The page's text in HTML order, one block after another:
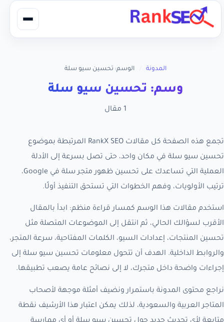
المدونة الوسم: تحسين سيو سلة
وسم: تحسين سيو سلة
1 مقال
تجمع هذه الصفحة كل مقالات RankX SEO المرتبطة بموضوع
تحسين سيو سلة في مكان واحد، حتى تصل بسرعة إلى الأدلة
العملية التي تساعدك على تحسين ظهور متجر سلة في Google،
ترتيب الأولويات، وفهم الخطوات التي تستحق التنفيذ أولًا.
استخدم مقالات هذا الوسم كمسار قراءة منظم: ابدأ بالمقال
الأقرب لسؤالك الحالي، ثم انتقل إلى الموضوعات المتصلة مثل
تحسين المنتجات، إعدادات السيو، الكلمات المفتاحية، سرعة المتجر،
والروابط الداخلية. الهدف أن تتحول معلومات تحسين سيو سلة إلى
إجراءات واضحة داخل متجرك، لا إلى نصائح عامة يصعب تطبيقها.
نراجع محتوى المدونة باستمرار ونضيف أمثلة موجهة لأصحاب
المتاجر العربية والسعودية، لذلك يمكن اعتبار هذا الأرشيف نقطة